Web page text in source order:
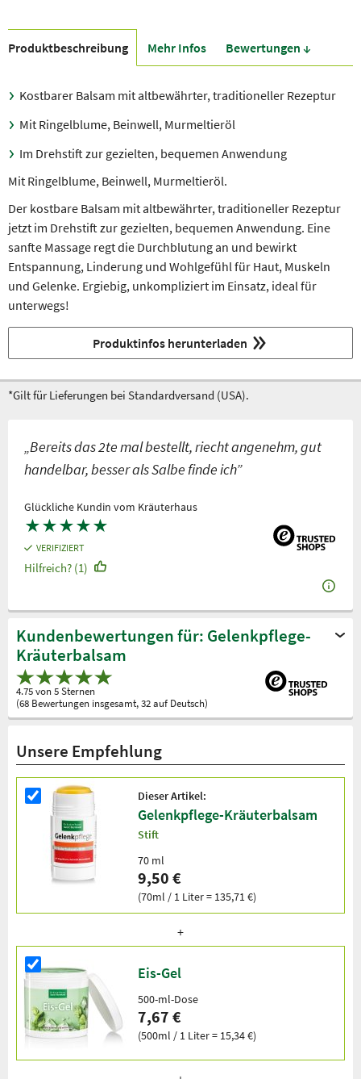
Produkt­beschreibung Mehr Infos Bewer­tungen ↓
Kostbarer Balsam mit altbewährter, traditioneller Rezeptur
Mit Ringelblume, Beinwell, Murmeltieröl
Im Drehstift zur gezielten, bequemen Anwendung
Mit Ringelblume, Beinwell, Murmeltieröl.
Der kostbare Balsam mit altbewährter, traditioneller Rezeptur
jetzt im Drehstift zur gezielten, bequemen Anwendung. Eine
sanfte Massage regt die Durchblutung an und bewirkt
Entspannung, Linderung und Wohlgefühl für Haut, Muskeln
und Gelenke. Ergiebig, unkompliziert im Einsatz, ideal für
unterwegs!
Produktinfos herunterladen
*Gilt für Lieferungen bei Standardversand (USA).
„Bereits das 2te mal bestellt, riecht angenehm, gut
handelbar, besser als Salbe finde ich”
Glückliche Kundin vom Kräuterhaus
★★★★★
VERIFIZIERT
Hilfreich? (1)
Kundenbewertungen für: Gelenkpflege-
Kräuterbalsam
4.75 von 5 Sternen
(68 Bewertungen insgesamt, 32 auf Deutsch)
Unsere Empfehlung
Dieser Artikel:
Gelenkpflege-Kräuterbalsam
Stift
70 ml
9,50 €
(70ml / 1 Liter = 135,71 €)
Eis-Gel
500-ml-Dose
7,67 €
(500ml / 1 Liter = 15,34 €)